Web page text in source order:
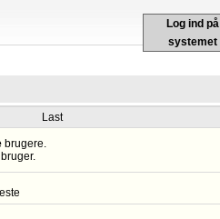
Log ind på
systemet
Last
brugere.